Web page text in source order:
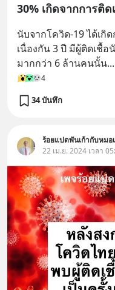
30% เกิดจากการติด
นับจากโควิด-19 ได้เกิ
เนื่องกัน 3 ปี มีผู้ติดเชื้
มากกว่า 6 ล้านคนนั้น...
4
34 บันทึก
ร้อยแปดพันเก้ากับหมอ
22 เม.ย. 2024 เวลา